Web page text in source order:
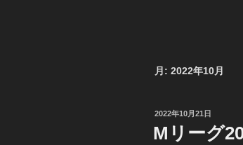
月: 2022年10月
投
日:
2022年10月21日
Mリーグ